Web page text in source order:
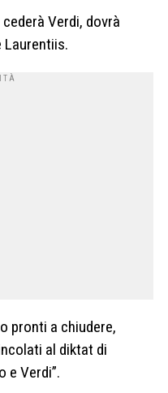
Verdi, dovrà
Laurentiis.
pronti a chiudere,
al diktat di
e Verdi”.